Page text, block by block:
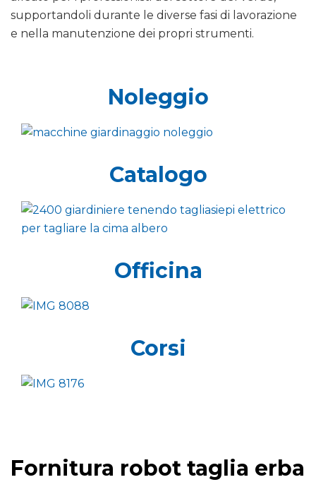
supportandoli durante le diverse fasi di lavorazione
e nella manutenzione dei propri strumenti.
Noleggio
Catalogo
Officina
Corsi
Fornitura robot taglia erba